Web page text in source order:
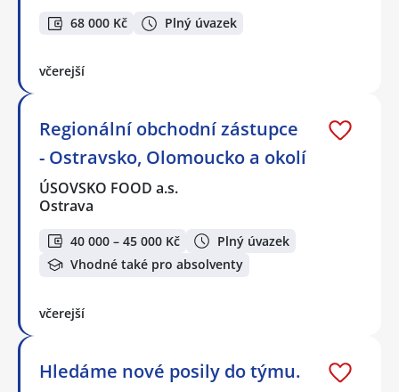
68 000 Kč Plný úvazek
včerejší
Regionální obchodní zástupce
- Ostravsko, Olomoucko a okolí
ÚSOVSKO FOOD a.s.
Ostrava
40 000 – 45 000 Kč
Plný úvazek
Vhodné také pro absolventy
včerejší
Hledáme nové posily do týmu.